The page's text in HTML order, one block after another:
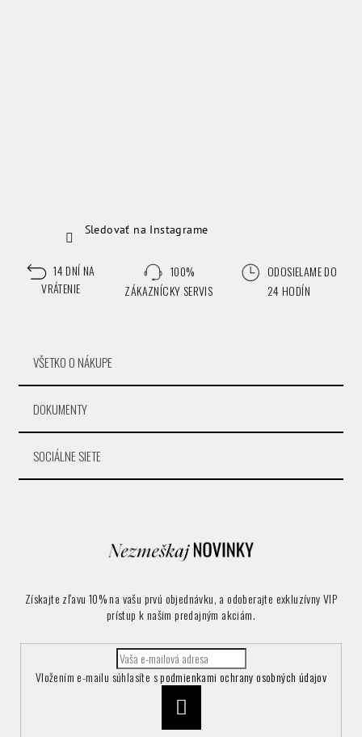
Sledovať na Instagrame
14 DNÍ NA
VRÁTENIE
100%
ZÁKAZNÍCKY SERVIS
ODOSIELAME DO
24 HODÍN
VŠETKO O NÁKUPE
DOKUMENTY
SOCIÁLNE SIETE
Získajte zľavu 10% na vašu prvú objednávku, a odoberajte exkluzívny VIP
prístup k našim predajným akciám.
Vložením e-mailu súhlasíte spodmienkami ochrany osobných údajov